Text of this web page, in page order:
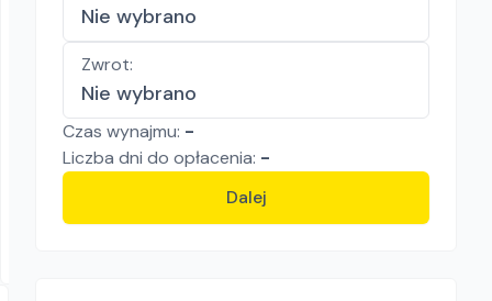
Nie wybrano
Zwrot:
Nie wybrano
Czas wynajmu: -
Liczba dni do opłacenia: -
Dalej
KRAWCZYK RENTAL
Munters Sial GRY-D 40W
Nagrzewnice
Bochnia, Brzesko